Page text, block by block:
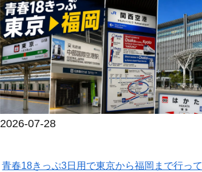
2026-07-28
青春18きっぷ3日用で東京から福岡まで行って